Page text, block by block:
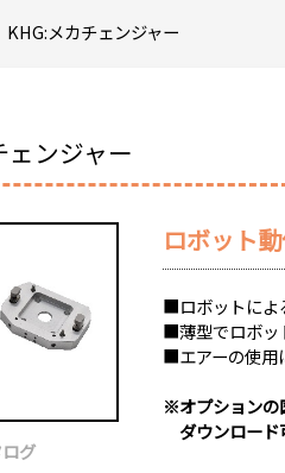
メカチェンジャー
ェンジャー
グ
ロボット
■ロボットによ
■薄型でロボッ
■エアーの使用
※オプションの
ダウンロード